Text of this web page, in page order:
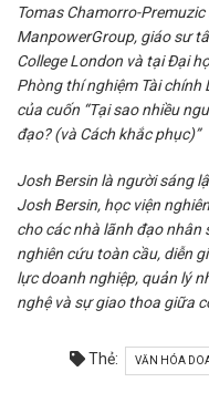
Tomas Chamorro-
ManpowerGroup, giáo sư
College London và tại Đại
Phòng thí nghiệm Tài
của cuốn “Tại sao nhiều
đạo? (và Cách khắc phục)”
Josh Bersin là người sáng
Josh Bersin, học viện
cho các nhà lãnh đạo nhân
nghiên cứu toàn cầu, diễn
lực doanh nghiệp, quản lý
nghệ và sự giao thoa giữa
Thẻ: VĂN HÓA